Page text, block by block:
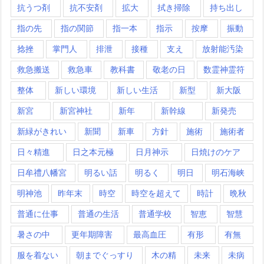
抗うつ剤 抗不安剤 拡大 拭き掃除 持ち出し
指の先 指の関節 指一本 指示 按摩 振動
捻挫 掌門人 排泄 接種 支え 放射能汚染
救急搬送 救急車 教科書 敬老の日 数霊神霊符
整体 新しい環境 新しい生活 新型 新大阪
新宮 新宮神社 新年 新幹線 新発売
新緑がきれい 新聞 新車 方針 施術 施術者
日々精進 日之本元極 日月神示 日焼けのケア
日牟禮八幡宮 明るい話 明るく 明日 明石海峡
明神池 昨年末 時空 時空を超えて 時計 晩秋
普通に仕事 普通の生活 普通学校 智恵 智慧
暑さの中 更年期障害 最高血圧 有形 有無
服を着ない 朝までぐっすり 木の精 未来 未病